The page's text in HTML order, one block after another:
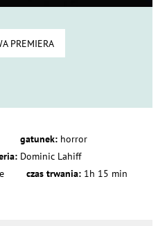
PREMIERA
gatunek: horror
Dominic Lahiff
czas trwania: 1h 15 min